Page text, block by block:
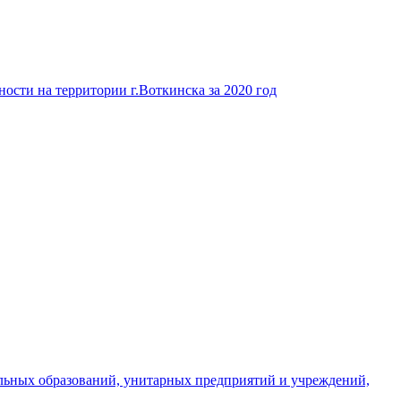
на территории г.Воткинска за 2020 год
образований, унитарных предприятий и учреждений,